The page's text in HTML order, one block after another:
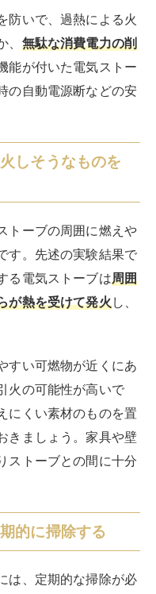
防いで、過熱による火
無駄な消費電力の削
能が付いた電気ストー
の自動電源断などの安
しそうなものを
トーブの周囲に燃えや
す。先述の実験結果で
る電気ストーブは周囲
が熱を受けて発火し、
すい可燃物が近くにあ
火の可能性が高いで
にくい素材のものを置
きましょう。家具や壁
ストーブとの間に十分
的に掃除する
は、定期的な掃除が必